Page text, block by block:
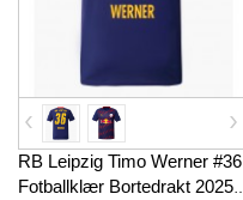
RB Leipzig Timo Werner #36
Fotballklær Bortedrakt 2025-